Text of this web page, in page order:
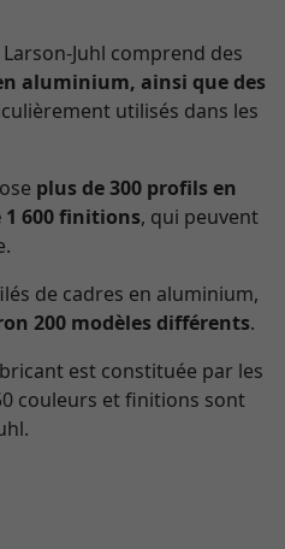
Juhl comprend des
aluminium, ainsi que des
utilisés dans les
plus de 300 profils en
600 finitions, qui peuvent
de cadres en aluminium,
200 modèles différents.
est constituée par les
couleurs et finitions sont